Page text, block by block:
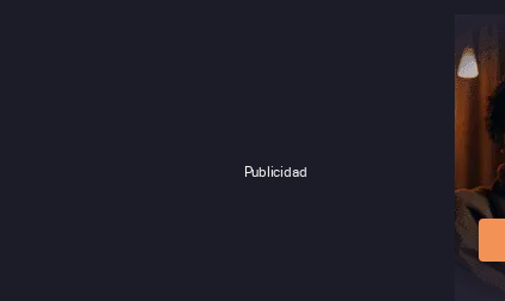
Publicidad